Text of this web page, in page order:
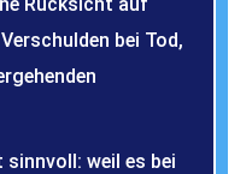
bei Tod,
sinnvoll: weil es bei